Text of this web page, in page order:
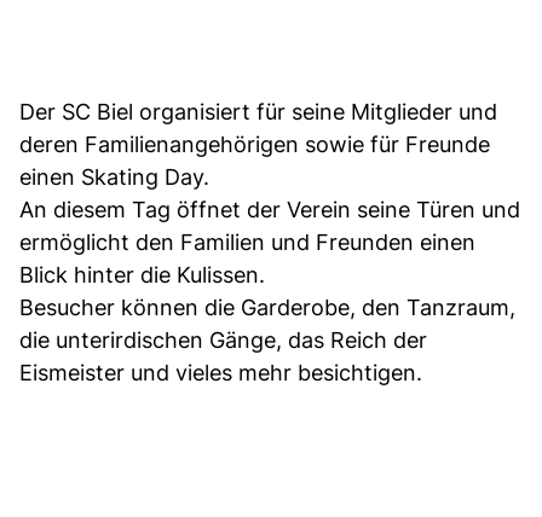
Der SC Biel organisiert für seine Mitglieder und
deren Familienangehörigen sowie für Freunde
einen Skating Day.
An diesem Tag öffnet der Verein seine Türen und
ermöglicht den Familien und Freunden einen
Blick hinter die Kulissen.
Besucher können die Garderobe, den Tanzraum,
die unterirdischen Gänge, das Reich der
Eismeister und vieles mehr besichtigen.